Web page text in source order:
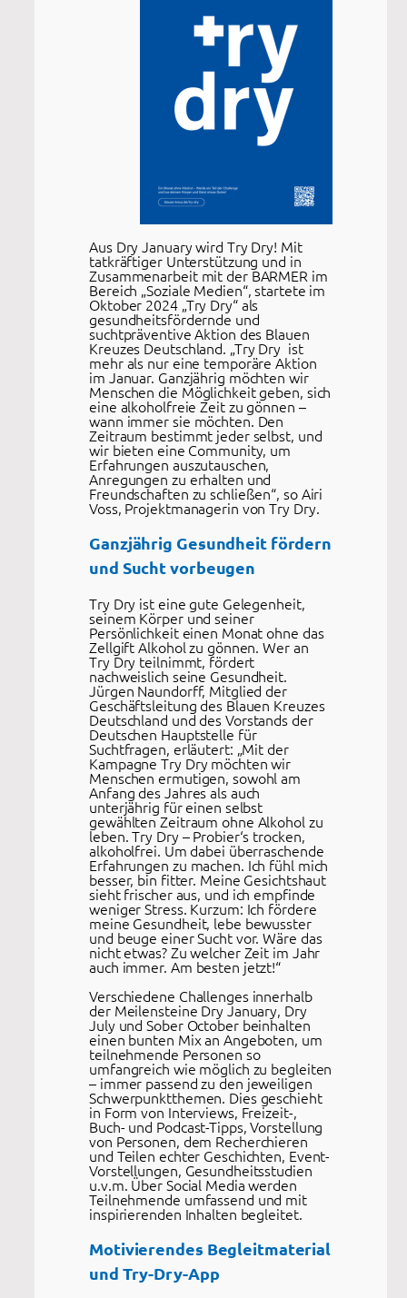
Aus Dry January wird Try Dry! Mit
tatkräftiger Unterstützung und in
Zusammenarbeit mit der BARMER im
Bereich „Soziale Medien“, startete im
Oktober 2024 „Try Dry“ als
gesundheitsfördernde und
suchtpräventive Aktion des Blauen
Kreuzes Deutschland. „Try Dry ist
mehr als nur eine temporäre Aktion
im Januar. Ganzjährig möchten wir
Menschen die Möglichkeit geben, sich
eine alkoholfreie Zeit zu gönnen –
wann immer sie möchten. Den
Zeitraum bestimmt jeder selbst, und
wir bieten eine Community, um
Erfahrungen auszutauschen,
Anregungen zu erhalten und
Freundschaften zu schließen“, so Airi
Voss, Projektmanagerin von Try Dry.
Ganzjährig Gesundheit fördern
und Sucht vorbeugen
Try Dry ist eine gute Gelegenheit,
seinem Körper und seiner
Persönlichkeit einen Monat ohne das
Zellgift Alkohol zu gönnen. Wer an
Try Dry teilnimmt, fördert
nachweislich seine Gesundheit.
Jürgen Naundorff, Mitglied der
Geschäftsleitung des Blauen Kreuzes
Deutschland und des Vorstands der
Deutschen Hauptstelle für
Suchtfragen, erläutert: „Mit der
Kampagne Try Dry möchten wir
Menschen ermutigen, sowohl am
Anfang des Jahres als auch
unterjährig für einen selbst
gewählten Zeitraum ohne Alkohol zu
leben. Try Dry – Probier‘s trocken,
alkoholfrei. Um dabei überraschende
Erfahrungen zu machen. Ich fühl mich
besser, bin fitter. Meine Gesichtshaut
sieht frischer aus, und ich empfinde
weniger Stress. Kurzum: Ich fördere
meine Gesundheit, lebe bewusster
und beuge einer Sucht vor. Wäre das
nicht etwas? Zu welcher Zeit im Jahr
auch immer. Am besten jetzt!“
Verschiedene Challenges innerhalb
der Meilensteine Dry January, Dry
July und Sober October beinhalten
einen bunten Mix an Angeboten, um
teilnehmende Personen so
umfangreich wie möglich zu begleiten
– immer passend zu den jeweiligen
Schwerpunktthemen. Dies geschieht
in Form von Interviews, Freizeit-,
Buch- und Podcast-Tipps, Vorstellung
von Personen, dem Recherchieren
und Teilen echter Geschichten, Event-
Vorstellungen, Gesundheitsstudien
u.v.m. Über Social Media werden
Teilnehmende umfassend und mit
inspirierenden Inhalten begleitet.
Motivierendes Begleitmaterial
und Try-Dry-App